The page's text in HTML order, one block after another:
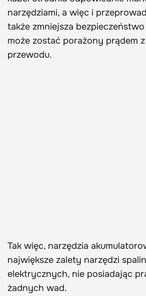
narzędziami, a więc i
także zmniejsza
może zostać porażony prądem
przewodu.
Tak więc, narzędzia
największe zalety narzędzi
elektrycznych, nie posiadając
żadnych wad.